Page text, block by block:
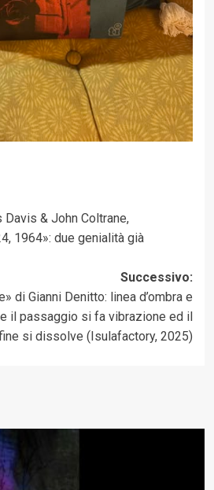
Davis & John Coltrane,
1964»: due genialità già
Successivo:
di Gianni Denitto: linea d’ombra e
il passaggio si fa vibrazione ed il
si dissolve (Isulafactory, 2025)